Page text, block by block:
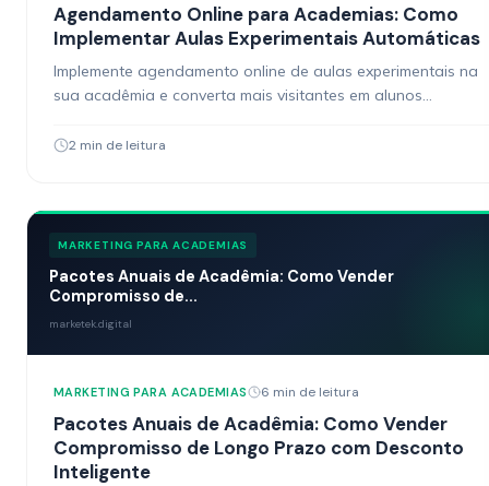
Agendamento Online para Academias: Como
Implementar Aulas Experimentais Automáticas
Implemente agendamento online de aulas experimentais na
sua acadêmia e converta mais visitantes em alunos
2 min de leitura
MARKETING PARA ACADEMIAS
Pacotes Anuais de Acadêmia: Como Vender
Compromisso de...
marketek.digital
MARKETING PARA ACADEMIAS 6 min de leitura
Pacotes Anuais de Acadêmia: Como Vender
Compromisso de Longo Prazo com Desconto
Inteligente